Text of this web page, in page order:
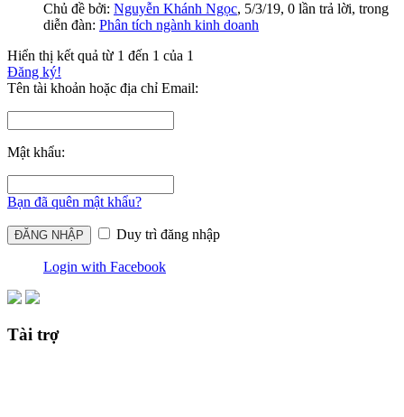
Chủ đề bởi: Nguyễn Khánh Ngọc, 5/3/19, 0 lần trả lời, trong
diễn đàn: Phân tích ngành kinh doanh
Hiển thị kết quả từ 1 đến 1 của 1
Đăng ký!
Tên tài khoản hoặc địa chỉ Email:
Mật khẩu:
Bạn đã quên mật khẩu?
Duy trì đăng nhập
Login with Facebook
Tài trợ